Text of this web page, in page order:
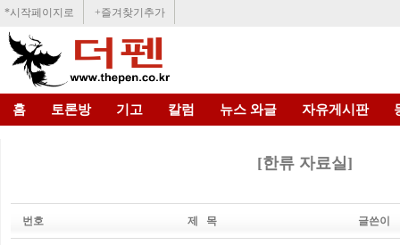
*시작페이지로 +즐겨찾기추가
홈 토론방 기고 칼럼 뉴스 와글 자유게시판
[한류 자료실]
번호 제 목 글쓴이